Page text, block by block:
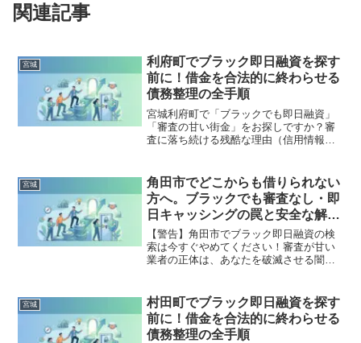
関連記事
宮城
利府町でブラック即日融資を探す
前に！借金を合法的に終わらせる
債務整理の全手順
宮城利府町で「ブラックでも即日融資」
「審査の甘い街金」をお探しですか？審
査に落ち続ける残酷な理由（信用情報と
底解説。多重債務の地獄から抜け出し、
合法的に借金を減額・免除する「債務整
理」の正しい知識と、今すぐ督促を止め
る無料相談窓口をご案内します。
宮城
角田市でどこからも借りられない
方へ。ブラックでも審査なし・即
日キャッシングの罠と安全な解決
策
【警告】角田市でブラック即日融資の検
索は今すぐやめてください！審査が甘い
業者の正体は、あなたを破滅させる闇金
市で違法業者を避け、借金地獄から抜け
出した方々の実体験と確実な解決策を完
全公開。
宮城
村田町でブラック即日融資を探す
前に！借金を合法的に終わらせる
債務整理の全手順